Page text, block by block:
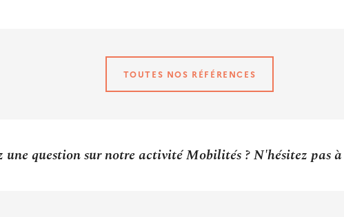
TOUTES NOS RÉFÉRENCES
une question sur notre activité Mobilités ? N'hésitez pas